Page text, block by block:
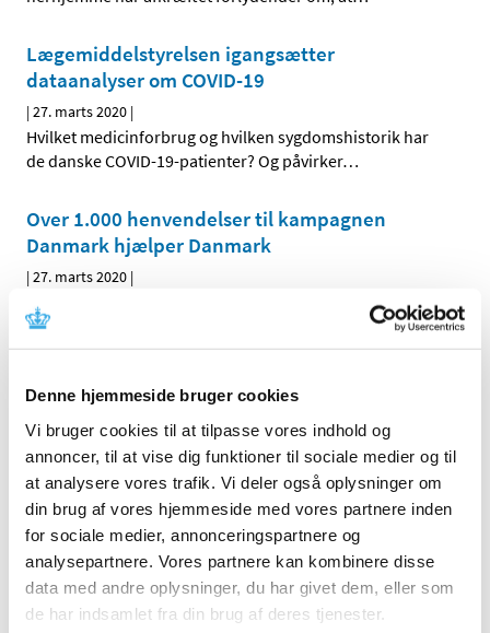
Denne hjemmeside bruger cookies
Vi bruger cookies til at tilpasse vores indhold og
annoncer, til at vise dig funktioner til sociale medier og til
at analysere vores trafik. Vi deler også oplysninger om
din brug af vores hjemmeside med vores partnere inden
for sociale medier, annonceringspartnere og
analysepartnere. Vores partnere kan kombinere disse
data med andre oplysninger, du har givet dem, eller som
de har indsamlet fra din brug af deres tjenester.
Lægemiddelstyrelsen igangsætter
dataanalyser om COVID-19
|27. marts 2020 |
Hvilket medicinforbrug og hvilken sygdomshistorik har
de danske COVID-19-patienter? Og påvirker…
Over 1.000 henvendelser til kampagnen
Danmark hjælper Danmark
|27. marts 2020 |
Lægemiddelstyrelsen lancerede i weekenden kampagnen
Danmark hjælper Danmark, hvor virksomheder og…
Præcisering til apoteker og læger i forbindelse
med ændring af udleveringsbestemmelsen for
hydroxychloroquin
|26. marts 2020|
Lægemiddelstyrelsens har med virkning fra den 22. marts
2020 ændret udleveringsbestemmelsen for alle…
Henvendelser til Lægemiddelstyrelsen om
lægemidler